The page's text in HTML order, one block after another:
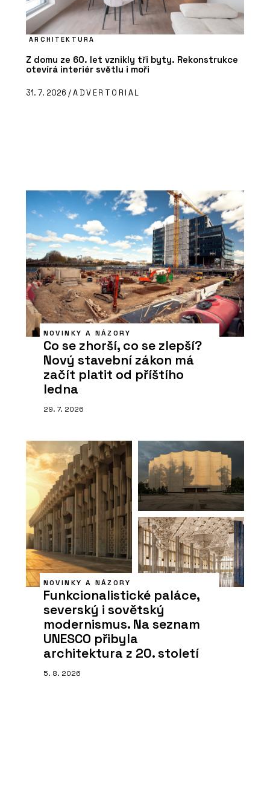
ARCHITEKTURA
Z domu ze 60. let vznikly tři byty. Rekonstrukce
otevírá interiér světlu i moři
31. 7. 2026 /ADVERTORIAL
NOVINKY A NÁZORY
Co se zhorší, co se zlepší?
Nový stavební zákon má
začít platit od příštího
ledna
29. 7. 2026
NOVINKY A NÁZORY
Funkcionalistické paláce,
severský i sovětský
modernismus. Na seznam
UNESCO přibyla
architektura z 20. století
5. 8. 2026